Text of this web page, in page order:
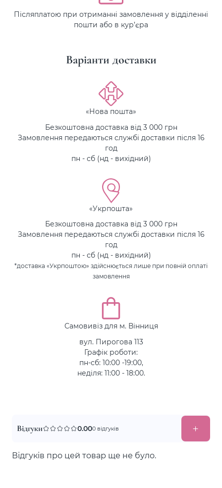
Післяплатою при отриманні замовлення у відділенні
пошти або в кур’єра
Варіанти доставки
«Нова пошта»
Безкоштовна доставка від 3 000 грн
Замовлення передаються службі доставки після 16
год
пн - сб (нд - вихідний)
«Укрпошта»
Безкоштовна доставка від 3 000 грн
Замовлення передаються службі доставки після 16
год
пн - сб (нд - вихідний)
*доставка «Укрпоштою» здійснюється лише при повній оплаті
замовлення
Самовивіз для м. Вінниця
вул. Пирогова 113
Графік роботи:
пн-сб: 10:00 -19:00,
неділя: 11:00 - 18:00.
Відгуки 0.000 відгуків
Відгуків про цей товар ще не було.